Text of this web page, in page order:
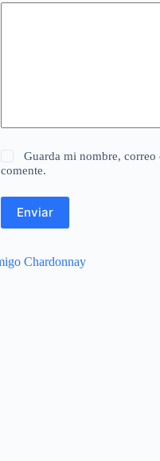
Guarda mi nombre,
comente.
Enviar